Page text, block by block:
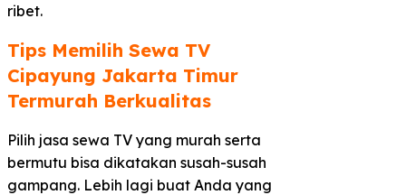
ribet.
Tips Memilih Sewa TV
Cipayung Jakarta Timur
Termurah Berkualitas​
Pilih jasa sewa TV yang murah serta
bermutu bisa dikatakan susah-susah
gampang. Lebih lagi buat Anda yang